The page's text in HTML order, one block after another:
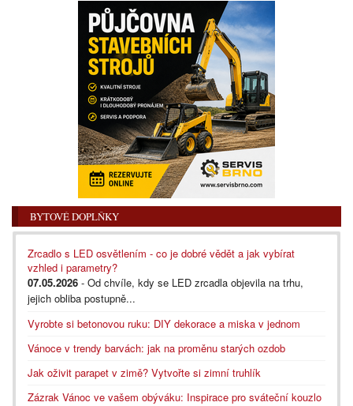
BYTOVÉ DOPLŇKY
Zrcadlo s LED osvětlením - co je dobré vědět a jak vybírat
vzhled i parametry?
07.05.2026 - Od chvíle, kdy se LED zrcadla objevila na trhu,
jejich obliba postupně...
Vyrobte si betonovou ruku: DIY dekorace a miska v jednom
Vánoce v trendy barvách: jak na proměnu starých ozdob
Jak oživit parapet v zimě? Vytvořte si zimní truhlík
Zázrak Vánoc ve vašem obýváku: Inspirace pro sváteční kouzlo